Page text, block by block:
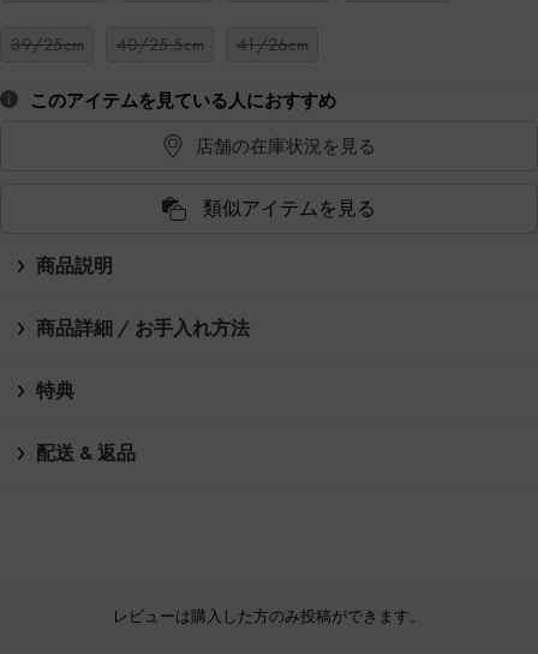
39/25cm 40/25.5cm 41/26cm
このアイテムを見ている人におすすめ
店舗の在庫状況を見る
類似アイテムを見る
商品説明
商品詳細 / お手入れ方法
特典
配送 & 返品
レビューは購入した方のみ投稿ができます。